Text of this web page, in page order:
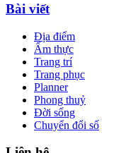
Bài viết
Địa điểm
Ẩm thực
Trang trí
Trang phục
Planner
Phong thuỷ
Đời sống
Chuyển đổi số